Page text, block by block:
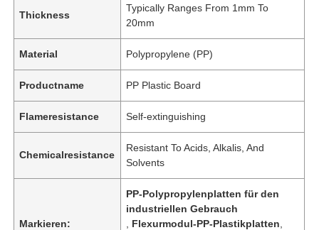
Thickness
Typically Ranges From 1mm To
20mm
Material Polypropylene (PP)
Productname PP Plastic Board
Flameresistance Self-extinguishing
Chemicalresistance
Resistant To Acids, Alkalis, And
Solvents
Markieren:
PP-Polypropylenplatten für den
industriellen Gebrauch
Flexurmodul-PP-Plastikplatten